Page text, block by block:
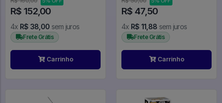
R$ 152,00
4x R$ 38,00 sem juros
Frete Grátis
Carrinho
R$ 47,50
4x R$ 11,88 sem juros
Frete Grátis
Carrinho